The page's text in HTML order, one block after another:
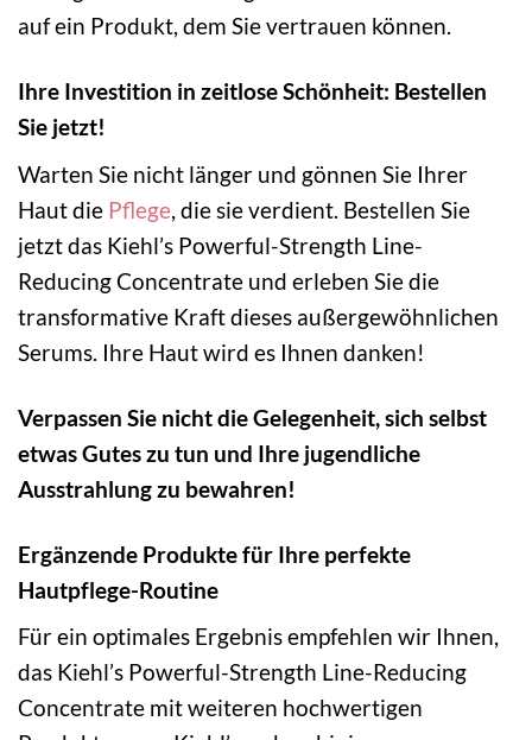
auf ein Produkt, dem Sie vertrauen können.
Ihre Investition in zeitlose Schönheit: Bestellen
Sie jetzt!
Warten Sie nicht länger und gönnen Sie Ihrer
Haut die Pflege, die sie verdient. Bestellen Sie
jetzt das Kiehl’s Powerful-Strength Line-
Reducing Concentrate und erleben Sie die
transformative Kraft dieses außergewöhnlichen
Serums. Ihre Haut wird es Ihnen danken!
Verpassen Sie nicht die Gelegenheit, sich selbst
etwas Gutes zu tun und Ihre jugendliche
Ausstrahlung zu bewahren!
Ergänzende Produkte für Ihre perfekte
Hautpflege-Routine
Für ein optimales Ergebnis empfehlen wir Ihnen,
das Kiehl’s Powerful-Strength Line-Reducing
Concentrate mit weiteren hochwertigen